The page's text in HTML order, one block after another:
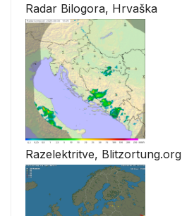
Radar Bilogora, Hrvaška
Razelektritve, Blitzortung.org